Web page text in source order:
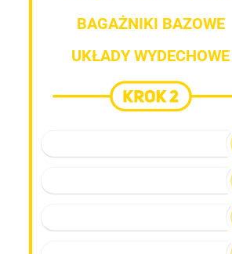
BAGAŻNIKI BAZOWE
UKŁADY WYDECHOWE